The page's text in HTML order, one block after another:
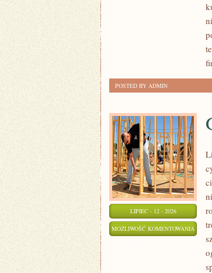
POSTED BY ADMIN
LIPIEC - 12 - 2026
MOŻLIWOŚĆ KOMENTOWANIA